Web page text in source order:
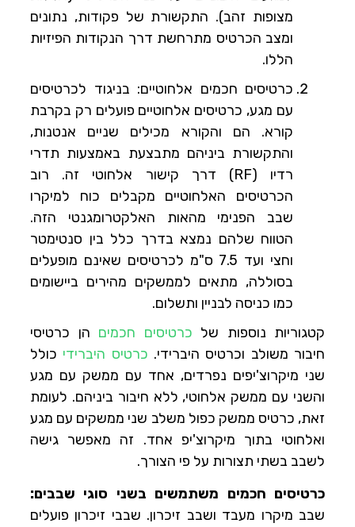
מצופות זהב). התקשורת של פקודות, נתונים
ומצב הכרטיס מתרחשת דרך הנקודות הפיזיות
הללו.
כרטיסים חכמים אלחוטיים: בניגוד לכרטיסים
עם מגע, כרטיסים אלחוטיים פועלים רק בקרבת
קורא. הם והקורא מכילים שניים אנטנות,
והתקשורת ביניהם מתבצעת באמצעות תדרי
רדיו (RF) דרך קישור אלחוטי זה. רוב
הכרטיסים האלחוטיים מקבלים כוח למיקרו
שבב הפנימי מהאות האלקטרומגנטי הזה.
הטווח שלהם נמצא בדרך כלל בין סנטימטר
וחצי ועד 7.5 ס"מ לכרטיסים שאינם מופעלים
בסוללה, מתאים לממשקים מהירים ביישומים
כמו כניסה לבניין ותשלום.
קטגוריות נוספות של כרטיסים חכמים הן כרטיסי
חיבור משולב וכרטיס היברידי. כרטיס היברידי כולל
שני מיקרוצ'יפים נפרדים, אחד עם ממשק עם מגע
והשני עם ממשק אלחוטי, ללא חיבור ביניהם. לעומת
זאת, כרטיס ממשק כפול משלב שני ממשקים עם מגע
ואלחוטי בתוך מיקרוצ'יפ אחד. זה מאפשר גישה
לשבב בשתי תצורות על פי הצורך.
כרטיסים חכמים משתמשים בשני סוגי שבבים:
שבב מיקרו מעבד ושבב זיכרון. שבבי זיכרון פועלים